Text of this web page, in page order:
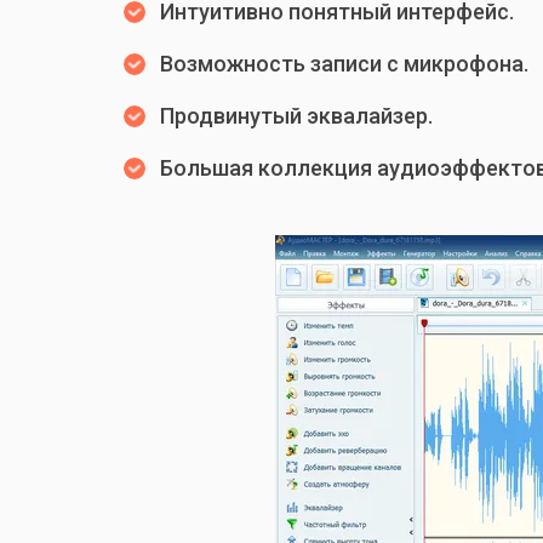
Интуитивно понятный интерфейс.
Возможность записи с микрофона.
Продвинутый эквалайзер.
Большая коллекция